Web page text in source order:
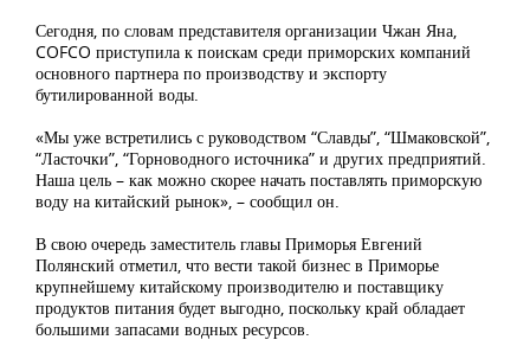
Сегодня, по словам представителя организации Чжан Яна,
COFCO приступила к поискам среди приморских компаний
основного партнера по производству и экспорту
бутилированной воды.
«Мы уже встретились с руководством “Славды”, “Шмаковской”,
“Ласточки”, “Горноводного источника” и других предприятий.
Наша цель – как можно скорее начать поставлять приморскую
воду на китайский рынок», – сообщил он.
В свою очередь заместитель главы Приморья Евгений
Полянский отметил, что вести такой бизнес в Приморье
крупнейшему китайскому производителю и поставщику
продуктов питания будет выгодно, поскольку край обладает
большими запасами водных ресурсов.